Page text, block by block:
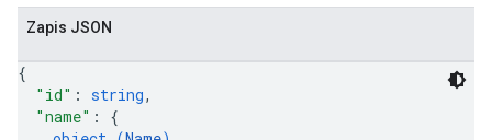
Zapis JSON
{
"id" : string,
"name" : {